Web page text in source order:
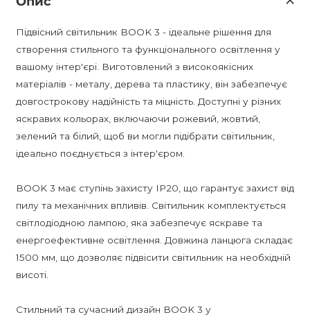
Підвісний світильник BOOK 3 - ідеальне рішення для
створення стильного та функціонального освітлення у
вашому інтер'єрі. Виготовлений з високоякісних
матеріалів - металу, дерева та пластику, він забезпечує
довгострокову надійність та міцність. Доступні у різних
яскравих кольорах, включаючи рожевий, жовтий,
зелений та білий, щоб ви могли підібрати світильник,
ідеально поєднується з інтер'єром.
BOOK 3 має ступінь захисту IP20, що гарантує захист від
пилу та механічних впливів. Світильник комплектується
світлодіодною лампою, яка забезпечує яскраве та
енергоефективне освітлення. Довжина ланцюга складає
1500 мм, що дозволяє підвісити світильник на необхідній
висоті.
Стильний та сучасний дизайн BOOK 3 у